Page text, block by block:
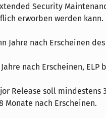
Security
erworben werden kann.
Jahre nach Erscheinen
nach Erscheinen, ELP
Release soll
Monate nach Erscheinen.